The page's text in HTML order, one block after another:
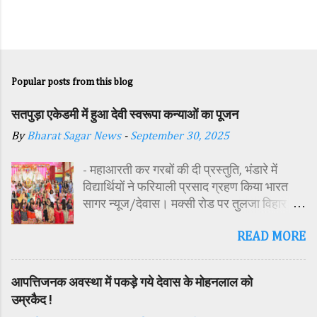
Popular posts from this blog
सतपुड़ा एकेडमी में हुआ देवी स्वरूपा कन्याओं का पूजन
ByBharat Sagar News - September 30, 2025
- महाआरती कर गरबों की दी प्रस्तुति, भंडारे में
विद्यार्थियों ने फरियाली प्रसाद ग्रहण किया भारत
सागर न्यूज/देवास। मक्सी रोड पर तुलजा विहार
पावन अवसर पर कन्या पूजन एवं गरबा महोत्सव का
परिसर में तोरण, रंगोली से आकर्षक साज-सज्जा की
गई। सर्वप्रथम मुख्य अतिथि महिला बाल विकास
READ MORE
आपत्तिजनक अवस्था में पकड़े गये देवास के मोहनलाल को
उम्रकैद !